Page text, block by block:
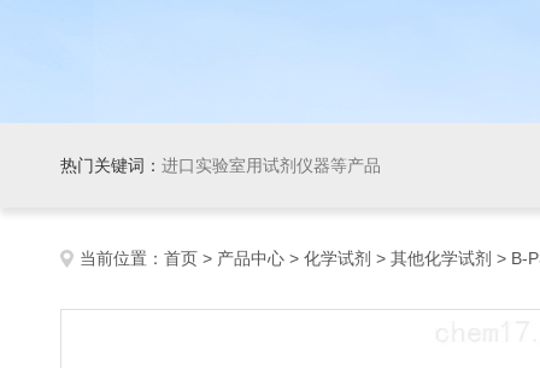
热门关键词： 进口实验室用试剂仪器等产品
当前位置： 首页 > 产品中心 > 化学试剂 > 其他化学试剂 > B-